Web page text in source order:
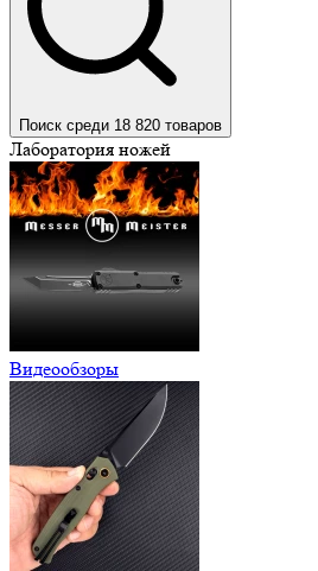
Поиск среди 18 820 товаров
Лаборатория ножей
Видеообзоры